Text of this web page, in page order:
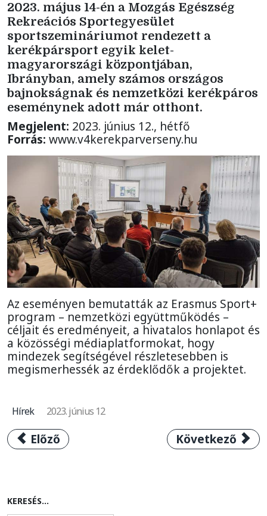
2023. május 14-én a Mozgás Egészség
Rekreációs Sportegyesület
sportszemináriumot rendezett a
kerékpársport egyik kelet-
magyarországi központjában,
Ibrányban, amely számos országos
bajnokságnak és nemzetközi kerékpáros
eseménynek adott már otthont.
Megjelent: 2023. június 12., hétfő
Forrás: www.v4kerekparverseny.hu
Az eseményen bemutatták az Erasmus Sport+
program – nemzetközi együttműködés –
céljait és eredményeit, a hivatalos honlapot és
a közösségi médiaplatformokat, hogy
mindezek segítségével részletesebben is
megismerhessék az érdeklődők a projektet.
Hírek 2023. június 12
Előző cikk: Tippmix Országúti Országos
Előző Következő
Következő
KERESÉS...